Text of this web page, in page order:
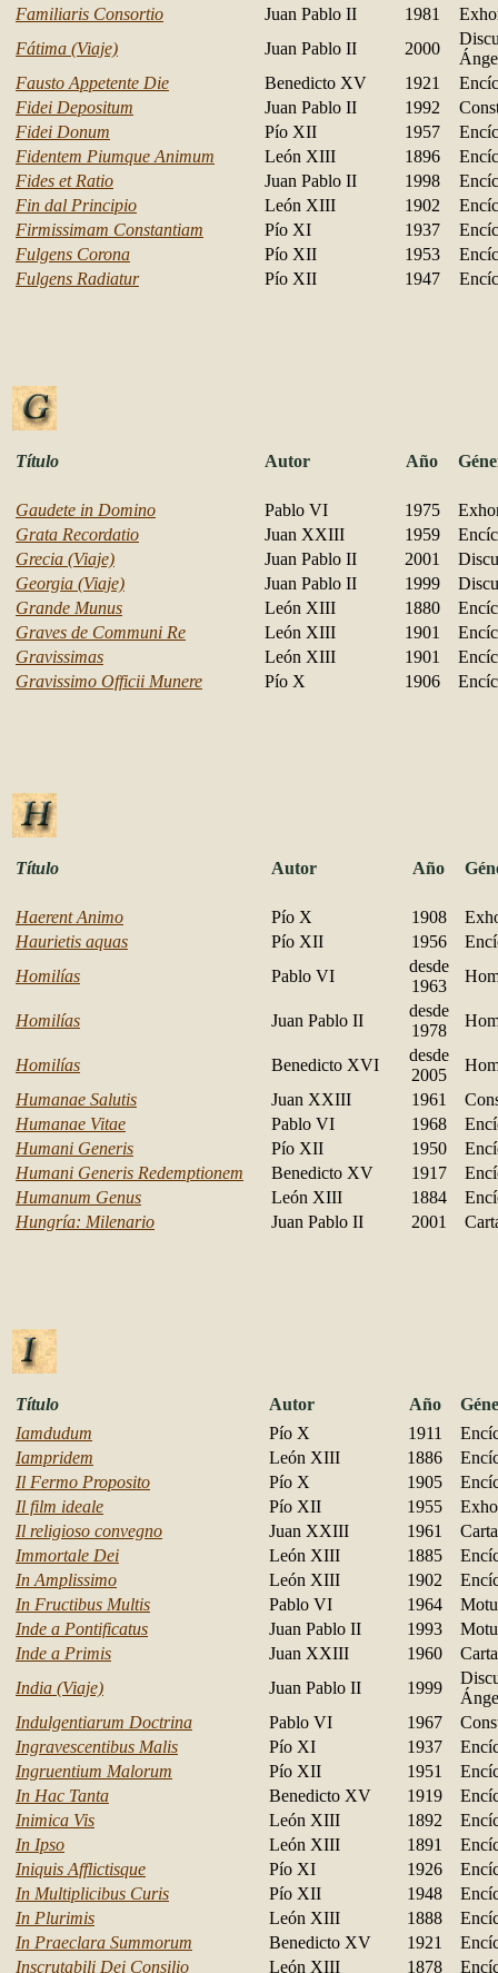
Familiaris Consortio
Juan Pablo II 1981
Fátima (Viaje)
Juan Pablo II 2000
Fausto Appetente Die
Benedicto XV 1921
Fidei Depositum
Juan Pablo II 1992
Fidei Donum
Pío XII 1957
Fidentem Piumque Animum
León XIII 1896
Fides et Ratio
Juan Pablo II 1998
Fin dal Principio
León XIII 1902
Firmissimam Constantiam
Pío XI 1937
Fulgens Corona
Pío XII 1953
Fulgens Radiatur
Pío XII 1947
Título Autor Año
Gaudete in Domino Pablo VI 1975
Grata Recordatio
Juan XXIII 1959
Grecia (Viaje)
Juan Pablo II 2001
Georgia (Viaje)
Juan Pablo II 1999
Grande Munus
León XIII 1880
Graves de Communi Re
León XIII 1901
Gravissimas
León XIII 1901
Gravissimo Officii Munere
Pío X 1906
Título Autor Año
Haerent Animo Pío X 1908
Haurietis aquas
Pío XII 1956
Homilías
Pablo VI
desde
1963
Homilías Juan Pablo II
desde
1978
Homilías Benedicto XVI
desde
2005
Humanae Salutis
Juan XXIII 1961
Humanae Vitae
Pablo VI 1968
Humani Generis
Pío XII 1950
Humani Generis Redemptionem
Benedicto XV 1917
Humanum Genus
León XIII 1884
Hungría: Milenario
Juan Pablo II 2001
Título Autor Año
Iamdudum
Pío X 1911
Iampridem
León XIII 1886
Il Fermo Proposito
Pío X 1905
Il film ideale
Pío XII 1955
Il religioso convegno
Juan XXIII 1961
Immortale Dei
León XIII 1885
In Amplissimo
León XIII 1902
In Fructibus Multis
Pablo VI 1964
Inde a Pontificatus
Juan Pablo II 1993
Inde a Primis
Juan XXIII 1960
India (Viaje)
Juan Pablo II 1999
Indulgentiarum Doctrina
Pablo VI 1967
Ingravescentibus Malis
Pío XI 1937
Ingruentium Malorum
Pío XII 1951
In Hac Tanta
Benedicto XV 1919
Inimica Vis
León XIII 1892
In Ipso
León XIII 1891
Iniquis Afflictisque
Pío XI 1926
In Multiplicibus Curis
Pío XII 1948
In Plurimis
León XIII 1888
In Praeclara Summorum
Benedicto XV 1921
Inscrutabili Dei Consilio
León XIII 1878